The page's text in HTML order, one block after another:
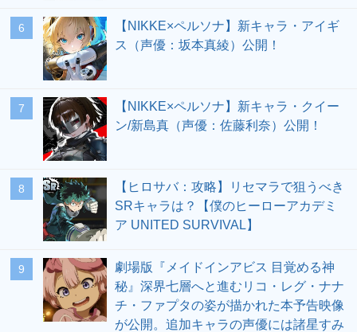
6
【NIKKE×ペルソナ】新キャラ・アイギ
ス（声優：坂本真綾）公開！
7
【NIKKE×ペルソナ】新キャラ・クイー
ン/新島真（声優：佐藤利奈）公開！
8
【ヒロサバ：攻略】リセマラで狙うべき
SRキャラは？【僕のヒーローアカデミ
ア UNITED SURVIVAL】
9
劇場版『メイドインアビス 目覚める神
秘』深界七層へと進むリコ・レグ・ナナ
チ・ファプタの姿が描かれた本予告映像
が公開。追加キャラの声優には諸星すみ